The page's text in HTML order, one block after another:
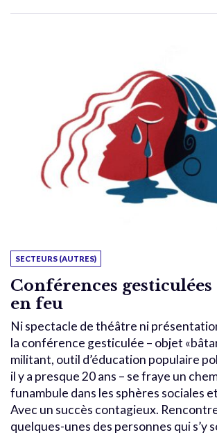
SECTEURS (AUTRES)
Conférences gesticulées
en feu
Ni spectacle de théâtre ni
la conférence gesticulée – objet
militant, outil d’éducation populaire
il y a presque 20 ans – se fraye un
funambule dans les sphères sociales
Avec un succès contagieux.
quelques-unes des personnes qui s’y